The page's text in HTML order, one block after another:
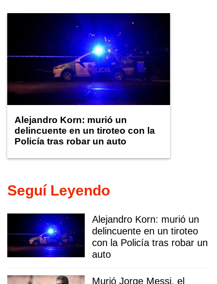
Alejandro Korn: murió un
delincuente en un tiroteo con la
Policía tras robar un auto
Seguí Leyendo
Alejandro Korn: murió un
delincuente en un tiroteo
con la Policía tras robar un
auto
Murió Jorge Messi, el